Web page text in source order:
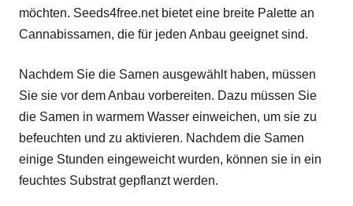
möchten. Seeds4free.net bietet eine breite Palette an
Cannabissamen, die für jeden Anbau geeignet sind.
Nachdem Sie die Samen ausgewählt haben, müssen
Sie sie vor dem Anbau vorbereiten. Dazu müssen Sie
die Samen in warmem Wasser einweichen, um sie zu
befeuchten und zu aktivieren. Nachdem die Samen
einige Stunden eingeweicht wurden, können sie in ein
feuchtes Substrat gepflanzt werden.